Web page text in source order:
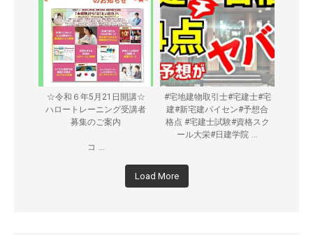
☆令和６年5月21日開講☆
ハロートレーニング受講者
募集のご案内
コ ...
#宅地建物取引士#宅建士#宅
建#新宅建パイセン#予想合
格点 #宅建士試験#資格スク
ール大栄#日建学院 ...
Load More